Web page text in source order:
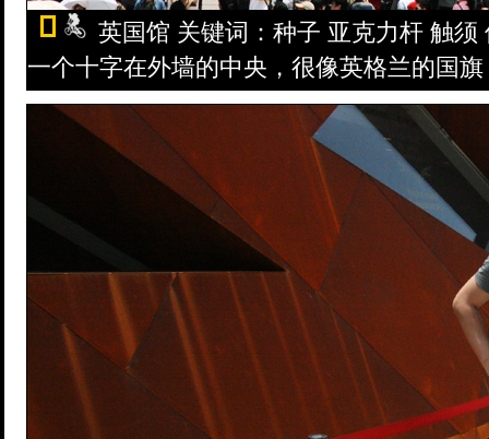
英国馆 关键词：种子 亚克力杆 触
一个十字在外墙的中央，很像英格兰的国旗